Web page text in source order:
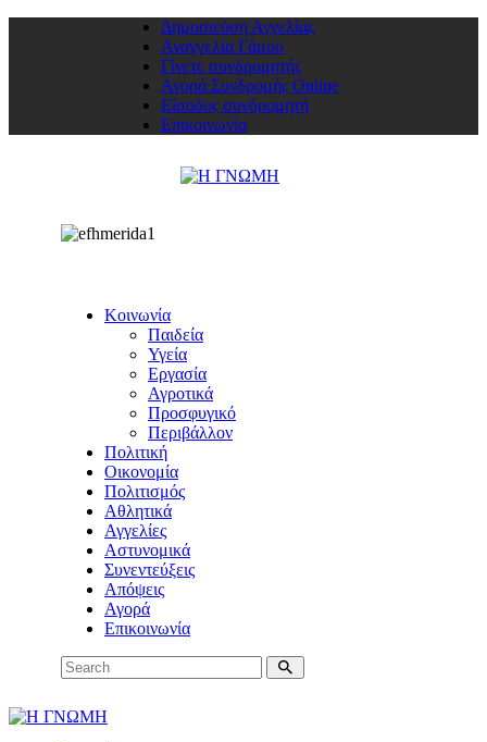
Δημοσιεύση Αγγελίας
Αναγγελία Γάμου
Γίνετε συνδρομητής
Αγορά Συνδρομής Online
Είσοδος συνδρομητή
Επικοινωνία
Κοινωνία
Παιδεία
Υγεία
Εργασία
Αγροτικά
Προσφυγικό
Περιβάλλον
Πολιτική
Οικονομία
Πολιτισμός
Αθλητικά
Αγγελίες
Αστυνομικά
Συνεντεύξεις
Απόψεις
Αγορά
Επικοινωνία